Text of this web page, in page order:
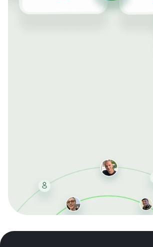
bei jeder Bestellung, erhalten